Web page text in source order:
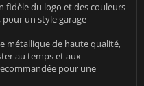
fidèle du logo et des couleurs
un style garage
métallique de haute qualité,
au temps et aux
pour une